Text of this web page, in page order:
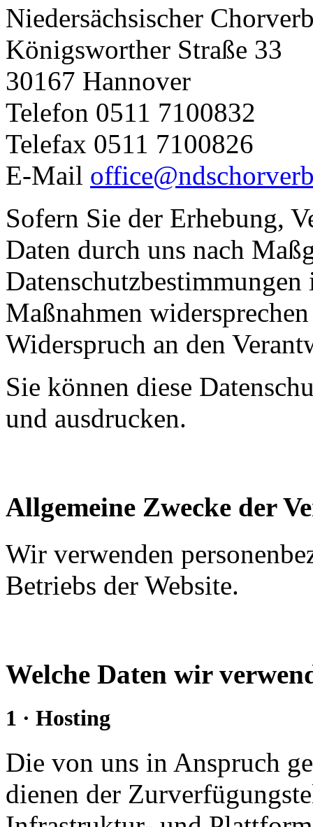
Niedersächsischer
Königsworther Straße 33
30167 Hannover
Telefon 0511 7100832
Telefax 0511 7100826
E-Mail
Sofern Sie der Erhebung,
Daten durch uns nach
Maßnahmen
Widerspruch an den
Sie können diese
und ausdrucken.
Allgemeine Zwecke der
Wir verwenden
Betriebs der Website.
Welche Daten wir
1 · Hosting
Die von uns in Anspruch
dienen der